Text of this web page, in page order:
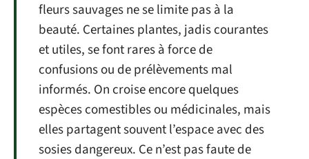
fleurs sauvages ne se limite pas à la
beauté. Certaines plantes, jadis courantes
et utiles, se font rares à force de
confusions ou de prélèvements mal
informés. On croise encore quelques
espèces comestibles ou médicinales, mais
elles partagent souvent l’espace avec des
sosies dangereux. Ce n’est pas faute de